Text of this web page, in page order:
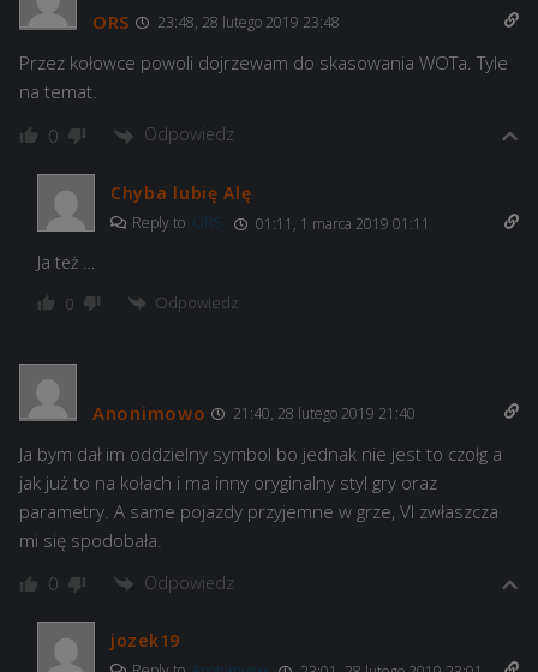
ORS 23:48, 28 lutego 2019 23:48
Przez kołowce powoli dojrzewam do skasowania WOTa. Tyle
na temat.
0 Odpowiedz
Chyba lubię Alę
Reply to ORS 01:11, 1 marca 2019 01:11
Ja też …
0 Odpowiedz
Anonimowo 21:40, 28 lutego 2019 21:40
Ja bym dał im oddzielny symbol bo jednak nie jest to czołg a
jak już to na kołach i ma inny oryginalny styl gry oraz
parametry. A same pojazdy przyjemne w grze, VI zwłaszcza
mi się spodobała.
0 Odpowiedz
jozek19